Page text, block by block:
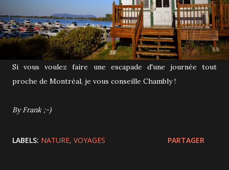
Si vous voulez faire une escapade d'une journée tout
proche de Montréal, je vous conseille Chambly !
By Frank ;-)
LABELS: NATURE VOYAGES PARTAGER